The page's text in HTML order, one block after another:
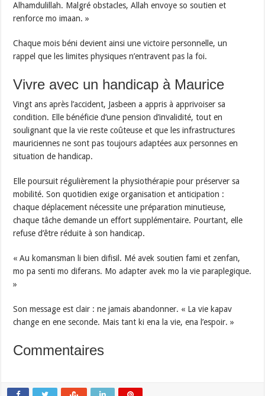
Alhamdulillah. Malgré obstacles, Allah envoye so soutien et
renforce mo imaan. »
Chaque mois béni devient ainsi une victoire personnelle, un
rappel que les limites physiques n’entravent pas la foi.
Vivre avec un handicap à Maurice
Vingt ans après l’accident, Jasbeen a appris à apprivoiser sa
condition. Elle bénéficie d’une pension d’invalidité, tout en
soulignant que la vie reste coûteuse et que les infrastructures
mauriciennes ne sont pas toujours adaptées aux personnes en
situation de handicap.
Elle poursuit régulièrement la physiothérapie pour préserver sa
mobilité. Son quotidien exige organisation et anticipation :
chaque déplacement nécessite une préparation minutieuse,
chaque tâche demande un effort supplémentaire. Pourtant, elle
refuse d’être réduite à son handicap.
« Au komansman li bien difisil. Mé avek soutien fami et zenfan,
mo pa senti mo diferans. Mo adapter avek mo la vie paraplegique.
»
Son message est clair : ne jamais abandonner. « La vie kapav
change en ene seconde. Mais tant ki ena la vie, ena l’espoir. »
Commentaires